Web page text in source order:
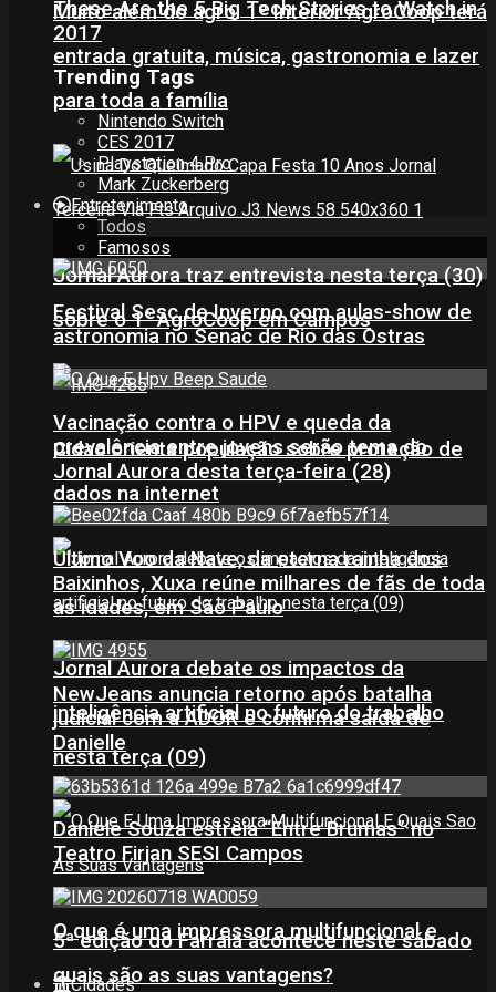
Muito além do agro: 1º Interior AgroCoop terá
entrada gratuita, música, gastronomia e lazer
para toda a família
Jornal Aurora traz entrevista nesta terça (30)
sobre o 1° AgroCoop em Campos
Cidac orienta população sobre proteção de
dados na internet
Jornal Aurora debate os impactos da
inteligência artificial no futuro do trabalho
nesta terça (09)
O que é uma impressora multifuncional e
quais são as suas vantagens?
These Are the 5 Big Tech Stories to Watch in
2017
Trending Tags
Nintendo Switch
CES 2017
Playstation 4 Pro
Mark Zuckerberg
Entretenimento
Todos
Famosos
Festival Sesc de Inverno com aulas-show de
astronomia no Senac de Rio das Ostras
Vacinação contra o HPV e queda da
prevalência entre jovens serão tema do
Jornal Aurora desta terça-feira (28)
Último Voo da Nave, da eterna rainha dos
Baixinhos, Xuxa reúne milhares de fãs de toda
as idades, em São Paulo
NewJeans anuncia retorno após batalha
judicial com a ADOR e confirma saída de
Danielle
Daniele Souza estreia “Entre Brumas” no
Teatro Firjan SESI Campos
5ª edição do Farraiá acontece neste sábado
Cidades